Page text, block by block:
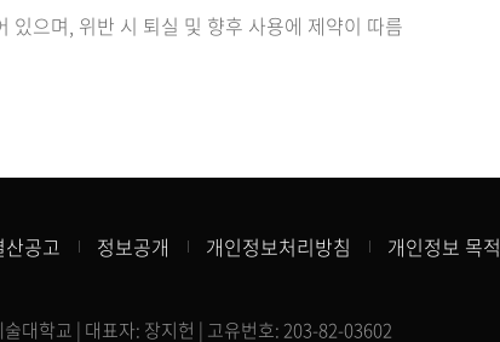
있으며, 위반 시 퇴실 및 향후 사용에 제약이 따름
산공고 정보공개 개인정보처리방침 개인정보 목
술대학교 | 대표자: 장지헌 | 고유번호: 203-82-03602